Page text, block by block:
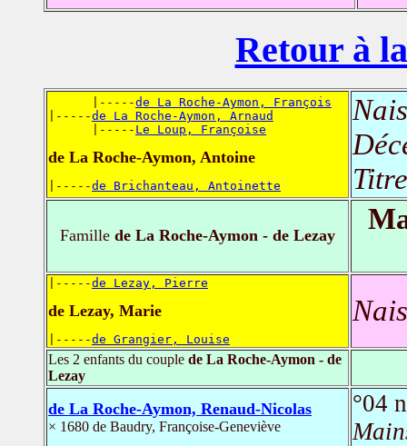
Retour à
      |-----
de La Roche-Aymon, François
|-----de La Roche-Aymon, Arnaud
      |-----
Le Loup, Françoise
de La Roche-Aymon, Antoine
|-----de Brichanteau, Antoinette
Famille de La Roche-Aymon - de Lezay
|-----de Lezay, Pierre
de Lezay, Marie
|-----de Grangier, Louise
Les 2 enfants du couple de La Roche-Aymon - de
Lezay
de La Roche-Aymon, Renaud-Nicolas
× 1680 de Baudry, Françoise-Geneviève
°04